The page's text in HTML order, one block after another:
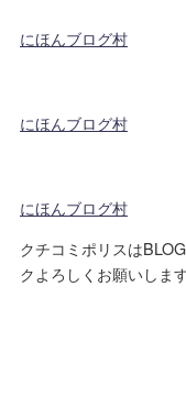
にほんブログ村
にほんブログ村
にほんブログ村
クチコミポリスは
クよろしくお願いしま